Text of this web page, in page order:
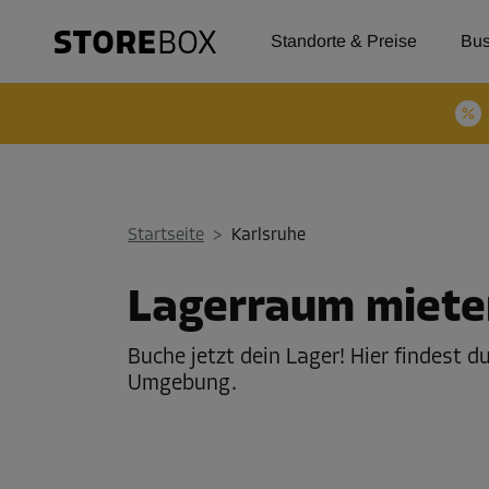
Standorte & Preise
Startseite > Karlsruhe
Lagerraum
Buche jetzt dein Lager! Hier findest
Umgebung.